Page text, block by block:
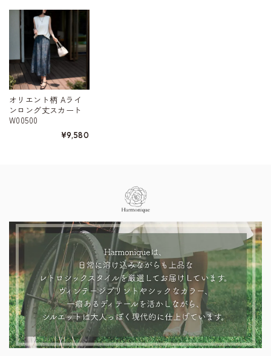
オリエント柄 Aライ
ンロング丈スカート
W00500
¥9,580